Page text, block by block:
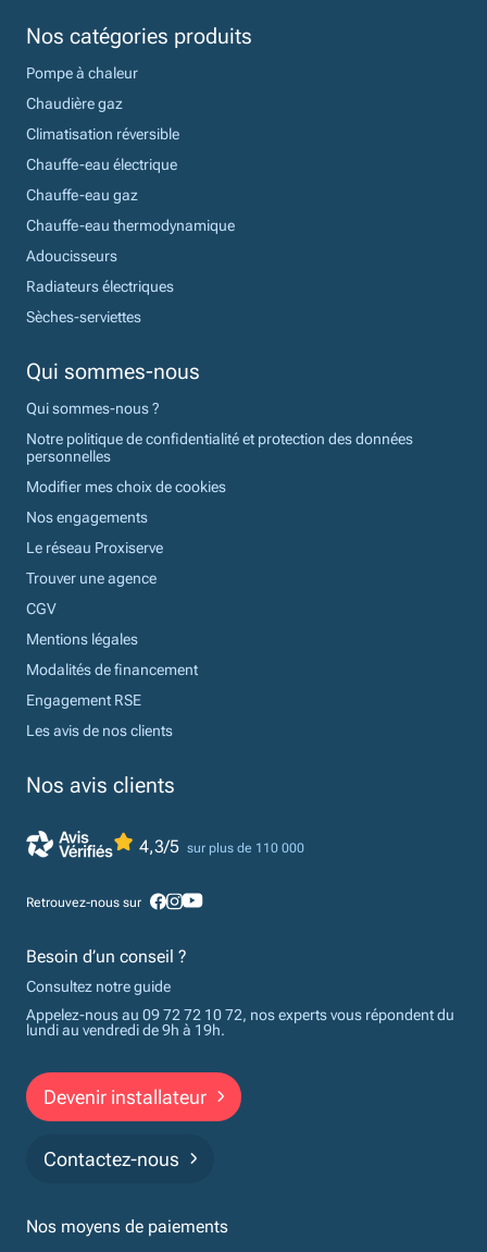
Nos catégories produits
Pompe à chaleur
Chaudière gaz
Climatisation réversible
Chauffe-eau électrique
Chauffe-eau gaz
Chauffe-eau thermodynamique
Adoucisseurs
Radiateurs électriques
Sèches-serviettes
Qui sommes-nous
Qui sommes-nous ?
Notre politique de confidentialité et protection des données
personnelles
Modifier mes choix de cookies
Nos engagements
Le réseau Proxiserve
Trouver une agence
CGV
Mentions légales
Modalités de financement
Engagement RSE
Les avis de nos clients
Nos avis clients
4,3/5 sur plus de 110 000
Retrouvez-nous sur
Besoin d’un conseil ?
Consultez notre guide
Appelez-nous au 09 72 72 10 72, nos experts vous répondent du
lundi au vendredi de 9h à 19h.
Devenir installateur
Contactez-nous
Nos moyens de paiements